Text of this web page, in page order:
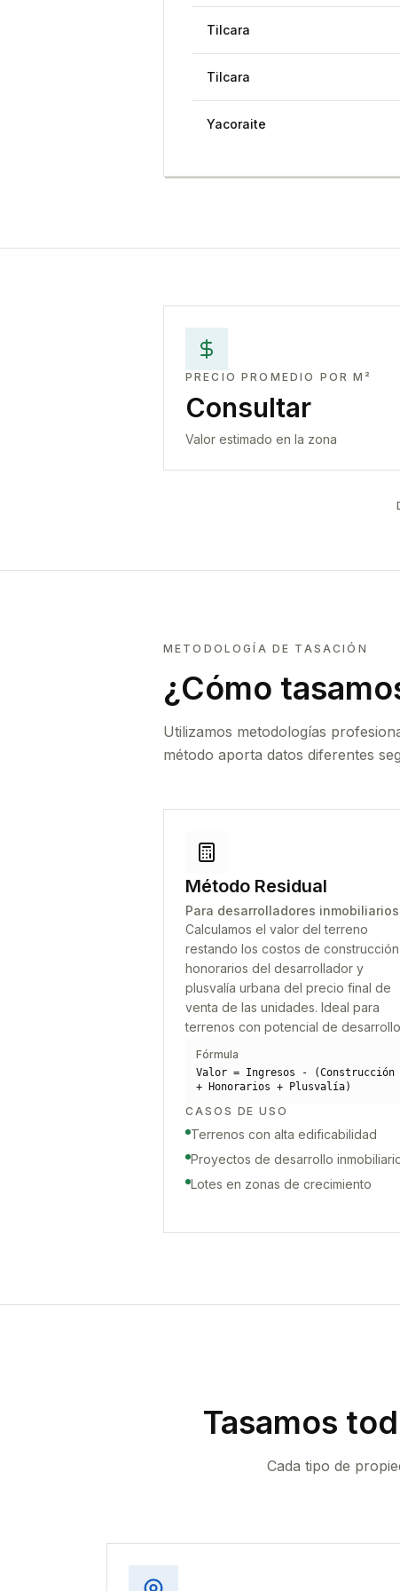
Tilcara
Tilcara
Yacoraite
PRECIO PROMEDIO POR M²
Consultar
Valor estimado en la zona
METODOLOGÍA DE TASACIÓN
¿Cómo
Utilizamos metodologías
método aporta datos diferentes
Método Residual
Para desarrolladores inmobiliarios
Calculamos el valor del terreno
restando los costos de construcción,
honorarios del desarrollador y
plusvalía urbana del precio final de
venta de las unidades. Ideal para
terrenos con potencial de
Fórmula
Valor = Ingresos - (Construcción
+ Honorarios + Plusvalía)
CASOS DE USO
Terrenos con alta edificabilidad
Proyectos de desarrollo
Lotes en zonas de crecimiento
Tasamos
Cada tipo de